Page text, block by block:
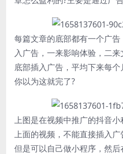
每篇文章的底部都有一个广
入广告，一来影响体验，二
底部插入广告，平均下来每个
你以为这就完了?
上图是在视频中推广的抖音
上面的视频，不能直接插入广
但是可以自己做小程序，然